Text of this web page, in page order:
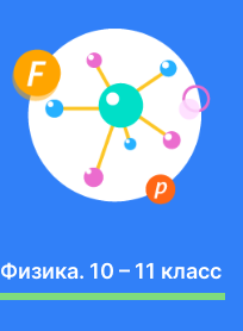
Физика. 10 – 11 класс